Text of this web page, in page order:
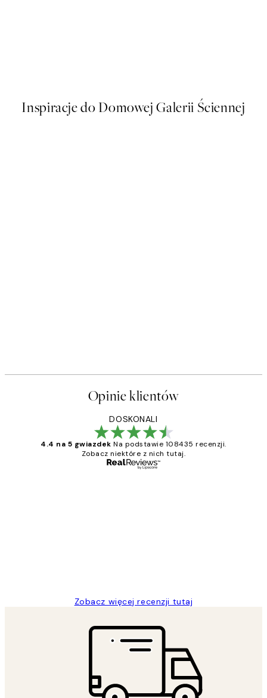
Inspiracje do Domowej Galerii Ściennej
Opinie klientów
DOSKONALI
4.4 na 5 gwiazdek Na podstawie 108435 recenzji.
Zobacz niektóre z nich tutaj.
Zobacz więcej recenzji tutaj